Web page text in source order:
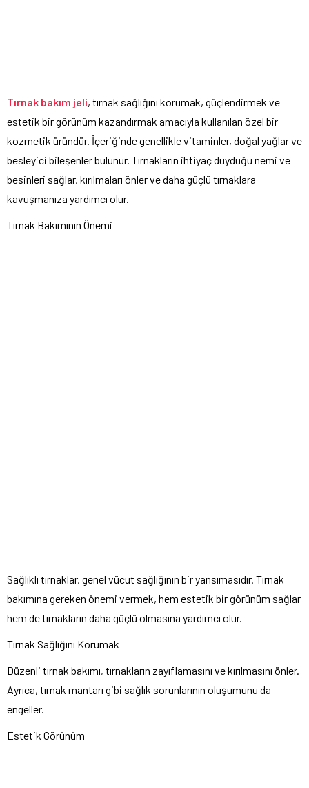
Tırnak bakım jeli, tırnak sağlığını korumak, güçlendirmek ve
estetik bir görünüm kazandırmak amacıyla kullanılan özel bir
kozmetik üründür. İçeriğinde genellikle vitaminler, doğal yağlar ve
besleyici bileşenler bulunur. Tırnakların ihtiyaç duyduğu nemi ve
besinleri sağlar, kırılmaları önler ve daha güçlü tırnaklara
kavuşmanıza yardımcı olur.
Tırnak Bakımının Önemi
Sağlıklı tırnaklar, genel vücut sağlığının bir yansımasıdır. Tırnak
bakımına gereken önemi vermek, hem estetik bir görünüm sağlar
hem de tırnakların daha güçlü olmasına yardımcı olur.
Tırnak Sağlığını Korumak
Düzenli tırnak bakımı, tırnakların zayıflamasını ve kırılmasını önler.
Ayrıca, tırnak mantarı gibi sağlık sorunlarının oluşumunu da
engeller.
Estetik Görünüm